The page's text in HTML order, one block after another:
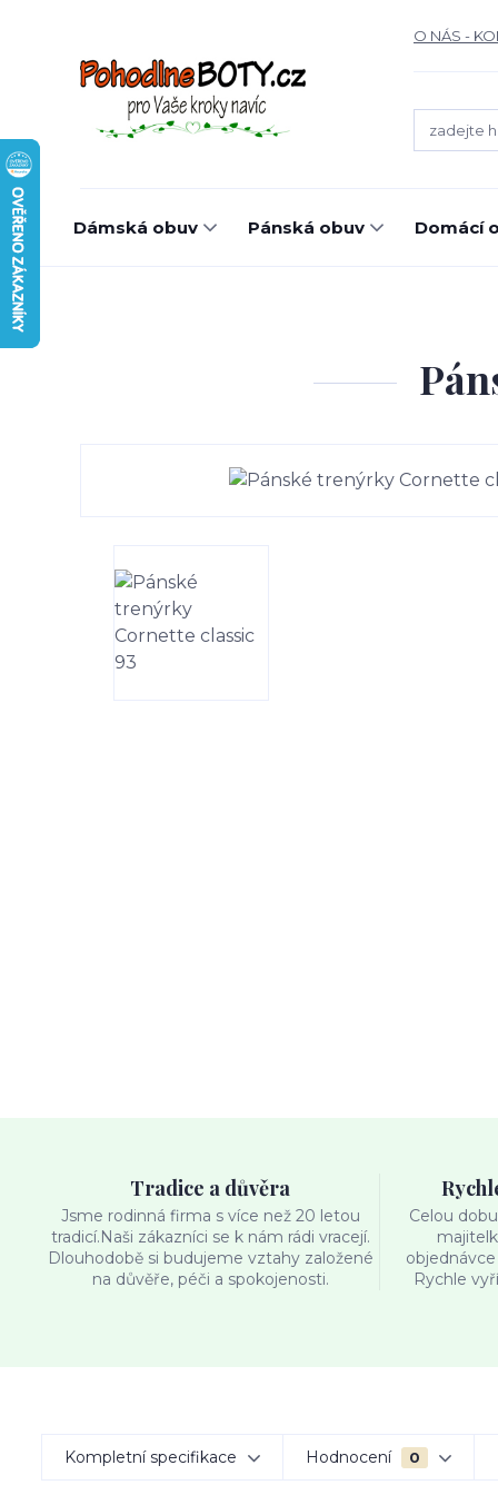
O NÁS -
Dámská obuv Pánská obuv Domácí
Tradice a důvěra
Jsme rodinná firma s více než 20 letou
tradicí.Naši zákazníci se k nám rádi vracejí.
Dlouhodobě si budujeme vztahy založené
na důvěře, péči a spokojenosti.
Celou
Rychle
Kompletní specifikace Hodnocení 0